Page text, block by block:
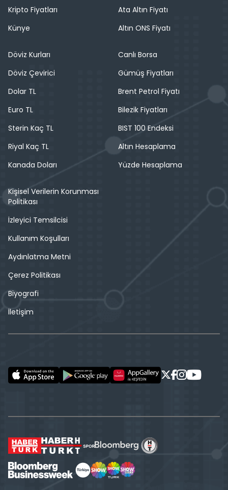
Kripto Fiyatları
Künye
Ata Altın Fiyatı
Altın ONS Fiyatı
Döviz Kurları
Döviz Çevirici
Dolar TL
Euro TL
Sterin Kaç TL
Riyal Kaç TL
Kanada Doları
Canlı Borsa
Gümüş Fiyatları
Brent Petrol Fiyatı
Bilezik Fiyatları
BIST 100 Endeksi
Altın Hesaplama
Yüzde Hesaplama
Kişisel Verilerin Korunması
Politikası
İzleyici Temsilcisi
Kullanım Koşulları
Aydınlatma Metni
Çerez Politikası
Biyografi
İletişim